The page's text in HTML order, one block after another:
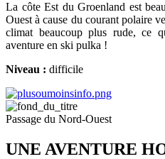
La côte Est du Groenland est
Ouest à cause du courant polaire
climat beaucoup plus rude, ce
aventure en ski pulka !
Niveau : difficile
Passage du Nord-Ouest
UNE AVENTURE